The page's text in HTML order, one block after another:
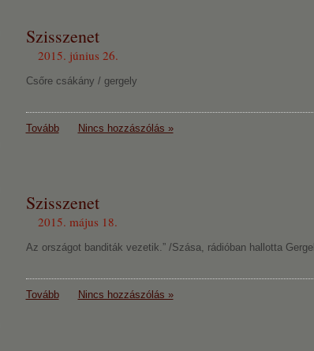
Szisszenet
2015. június 26.
Csőre csákány / gergely
Tovább Nincs hozzászólás »
Szisszenet
2015. május 18.
Az országot banditák vezetik.” /Szása, rádióban hallotta
Tovább Nincs hozzászólás »